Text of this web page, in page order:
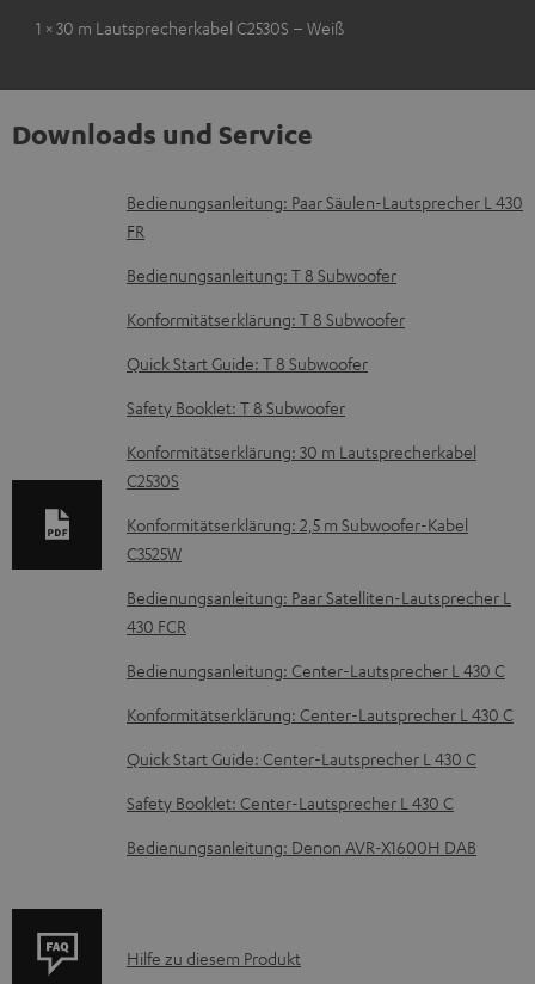
1 × 30 m Lautsprecherkabel C2530S – Weiß
Downloads und Service
D
o
k
u
e
n
t
e
z
u
m
H
e
r
n
t
e
a
Bedienungsanleitung: Paar Säulen-Lautsprecher L 430
FR
Bedienungsanleitung: T 8 Subwoofer
Konformitätserklärung: T 8 Subwoofer
Quick Start Guide: T 8 Subwoofer
Safety Booklet: T 8 Subwoofer
Konformitätserklärung: 30 m Lautsprecherkabel
C2530S
Konformitätserklärung: 2,5 m Subwoofer-Kabel
C3525W
Bedienungsanleitung: Paar Satelliten-Lautsprecher L
430 FCR
Bedienungsanleitung: Center-Lautsprecher L 430 C
Konformitätserklärung: Center-Lautsprecher L 430 C
Quick Start Guide: Center-Lautsprecher L 430 C
Safety Booklet: Center-Lautsprecher L 430 C
Bedienungsanleitung: Denon AVR-X1600H DAB
P
Hilfe zu diesem Produkt